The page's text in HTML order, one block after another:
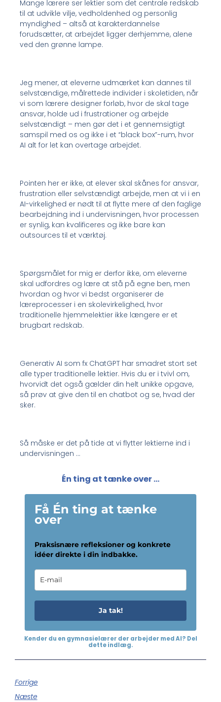
Mange lærere ser lektier som det centrale redskab
til at udvikle vilje, vedholdenhed og personlig
myndighed – altså at karakterdannelse
forudsætter, at arbejdet ligger derhjemme, alene
ved den grønne lampe.
Jeg mener, at eleverne udmærket kan dannes til
selvstændige, målrettede individer i skoletiden, når
vi som lærere designer forløb, hvor de skal tage
ansvar, holde ud i frustrationer og arbejde
selvstændigt – men gør det i et gennemsigtigt
samspil med os og ikke i et “black box”-rum, hvor
AI alt for let kan overtage arbejdet.
Pointen her er ikke, at elever skal skånes for ansvar,
frustration eller selvstændigt arbejde, men at vi i en
AI-virkelighed er nødt til at flytte mere af den faglige
bearbejdning ind i undervisningen, hvor processen
er synlig, kan kvalificeres og ikke bare kan
outsources til et værktøj.
Spørgsmålet for mig er derfor ikke, om eleverne
skal udfordres og lære at stå på egne ben, men
hvordan og hvor vi bedst organiserer de
læreprocesser i en skolevirkelighed, hvor
traditionelle hjemmelektier ikke længere er et
brugbart redskab.
Generativ AI som fx ChatGPT har smadret stort set
alle typer traditionelle lektier. Hvis du er i tvivl om,
hvorvidt det også gælder din helt unikke opgave,
så prøv at give den til en chatbot og se, hvad der
sker.
Så måske er det på tide at vi flytter lektierne ind i
undervisningen …
Én ting at tænke over ...
Få Én ting at tænke
over
Praksisnære refleksioner og konkrete
idéer direkte i din indbakke.
Ja tak!
Kender du en gymnasielærer der arbejder med AI? Del
dette indlæg.
Forrige
Næste